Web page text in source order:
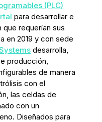
(PLC)
para desarrollar e
que requerían sus
en 2019 y con sede
desarrolla,
producción,
de manera
con el
las celdas de
con un
Diseñados para